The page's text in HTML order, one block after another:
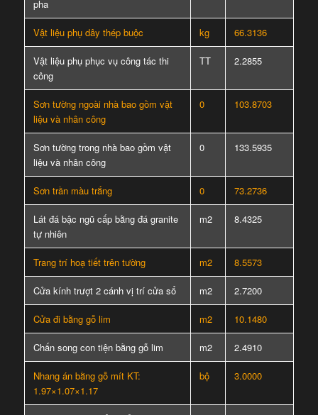
pha
Vật liệu phụ dây thép buộc kg 66.3136
Vật liệu phụ phục vụ công tác thi
công
TT 2.2855
Sơn tường ngoài nhà bao gồm vật
liệu và nhân công
0 103.8703
Sơn tường trong nhà bao gồm vật
liệu và nhân công
0 133.5935
Sơn trần màu trắng 0 73.2736
Lát đá bậc ngũ cấp bằng đá granite
tự nhiên
m2 8.4325
Trang trí hoạ tiết trên tường m2 8.5573
Cửa kính trượt 2 cánh vị trí cửa sổ m2 2.7200
Cửa đi bằng gỗ lim m2 10.1480
Chấn song con tiện bằng gỗ lim m2 2.4910
Nhang án bằng gỗ mít KT:
1.97×1.07×1.17
bộ 3.0000